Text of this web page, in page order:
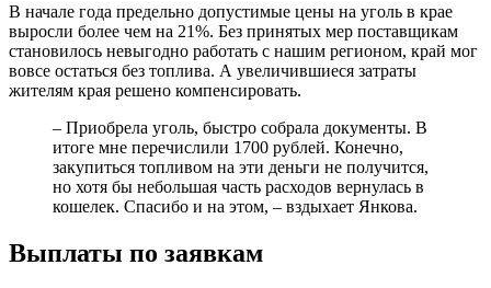
В начале года предельно допустимые цены на уголь в крае
выросли более чем на 21%. Без принятых мер поставщикам
становилось невыгодно работать с нашим регионом, край мог
вовсе остаться без топлива. А увеличившиеся затраты
жителям края решено компенсировать.
– Приобрела уголь, быстро собрала документы. В
итоге мне перечислили 1700 рублей. Конечно,
закупиться топливом на эти деньги не получится,
но хотя бы небольшая часть расходов вернулась в
кошелек. Спасибо и на этом, – вздыхает Янкова.
Выплаты по заявкам